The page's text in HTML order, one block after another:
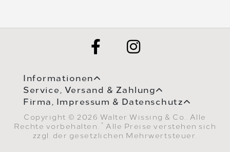
Informationen
Service, Versand & Zahlung
Firma, Impressum & Datenschutz
Copyright © 2026 Walter Wissing & Co.. Alle
Rechte vorbehalten.
* Alle Preise verstehen sich
zzgl. der gesetzlichen Mehrwertsteuer.